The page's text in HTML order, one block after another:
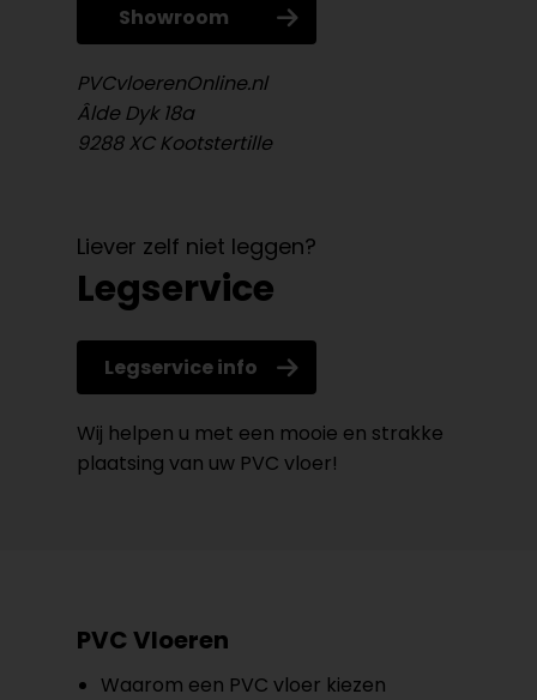
Showroom
PVCvloerenOnline.nl
Âlde Dyk 18a
9288 XC Kootstertille
Liever zelf niet leggen?
Legservice
Legservice info
Wij helpen u met een mooie en strakke
plaatsing van uw PVC vloer!
PVC Vloeren
Waarom een PVC vloer kiezen